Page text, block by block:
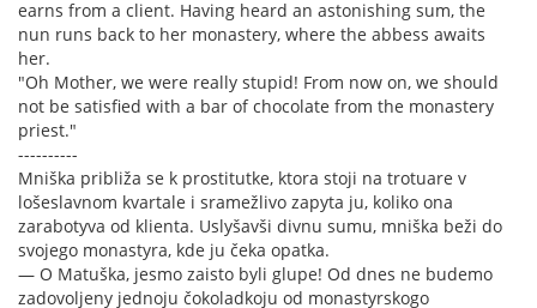
earns from a client. Having heard an astonishing sum, the
nun runs back to her monastery, where the abbess awaits
her.
"Oh Mother, we were really stupid! From now on, we should
not be satisfied with a bar of chocolate from the monastery
priest."
----------
Mniška približa se k prostitutke, ktora stoji na trotuare v
lošeslavnom kvartale i sramežlivo zapyta ju, koliko ona
zarabotyva od klienta. Uslyšavši divnu sumu, mniška beži do
svojego monastyra, kde ju čeka opatka.
— O Matuška, jesmo zaisto byli glupe! Od dnes ne budemo
zadovoljeny jednoju čokoladkoju od monastyrskogo